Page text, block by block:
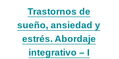
Trastornos de
sueño, ansiedad y
estrés. Abordaje
integrativo – I